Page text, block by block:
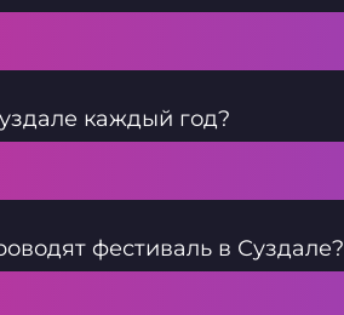
каждый год?
фестиваль в Суздале?